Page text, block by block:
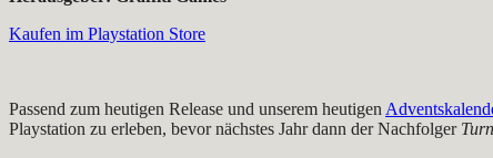
Kaufen im Playstation Store
Passend zum heutigen Release und unserem heutigen
Playstation zu erleben, bevor nächstes Jahr dann der Nachfolger